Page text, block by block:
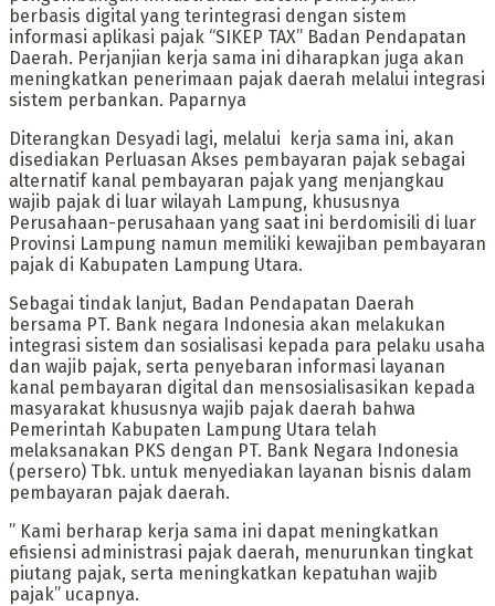
berbasis digital yang terintegrasi dengan sistem
informasi aplikasi pajak “SIKEP TAX” Badan Pendapatan
Daerah. Perjanjian kerja sama ini diharapkan juga akan
meningkatkan penerimaan pajak daerah melalui integrasi
sistem perbankan. Paparnya
Diterangkan Desyadi lagi, melalui kerja sama ini, akan
disediakan Perluasan Akses pembayaran pajak sebagai
alternatif kanal pembayaran pajak yang menjangkau
wajib pajak di luar wilayah Lampung, khususnya
Perusahaan-perusahaan yang saat ini berdomisili di luar
Provinsi Lampung namun memiliki kewajiban pembayaran
pajak di Kabupaten Lampung Utara.
Sebagai tindak lanjut, Badan Pendapatan Daerah
bersama PT. Bank negara Indonesia akan melakukan
integrasi sistem dan sosialisasi kepada para pelaku usaha
dan wajib pajak, serta penyebaran informasi layanan
kanal pembayaran digital dan mensosialisasikan kepada
masyarakat khususnya wajib pajak daerah bahwa
Pemerintah Kabupaten Lampung Utara telah
melaksanakan PKS dengan PT. Bank Negara Indonesia
(persero) Tbk. untuk menyediakan layanan bisnis dalam
pembayaran pajak daerah.
” Kami berharap kerja sama ini dapat meningkatkan
efisiensi administrasi pajak daerah, menurunkan tingkat
piutang pajak, serta meningkatkan kepatuhan wajib
pajak” ucapnya.